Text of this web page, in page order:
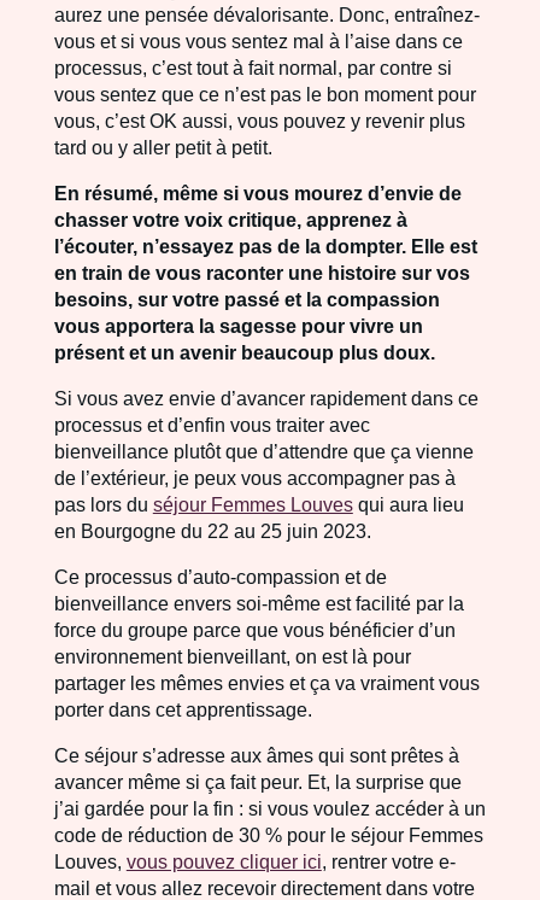
aurez une pensée dévalorisante. Donc, entraînez-
vous et si vous vous sentez mal à l’aise dans ce
processus, c’est tout à fait normal, par contre si
vous sentez que ce n’est pas le bon moment pour
vous, c’est OK aussi, vous pouvez y revenir plus
tard ou y aller petit à petit.
En résumé, même si vous mourez d’envie de
chasser votre voix critique, apprenez à
l’écouter, n’essayez pas de la dompter. Elle est
en train de vous raconter une histoire sur vos
besoins, sur votre passé et la compassion
vous apportera la sagesse pour vivre un
présent et un avenir beaucoup plus doux.
Si vous avez envie d’avancer rapidement dans ce
processus et d’enfin vous traiter avec
bienveillance plutôt que d’attendre que ça vienne
de l’extérieur, je peux vous accompagner pas à
pas lors du séjour Femmes Louvesqui aura lieu
en Bourgogne du 22 au 25 juin 2023.
Ce processus d’auto-compassion et de
bienveillance envers soi-même est facilité par la
force du groupe parce que vous bénéficier d’un
environnement bienveillant, on est là pour
partager les mêmes envies et ça va vraiment vous
porter dans cet apprentissage.
Ce séjour s’adresse aux âmes qui sont prêtes à
avancer même si ça fait peur. Et, la surprise que
j’ai gardée pour la fin : si vous voulez accéder à un
code de réduction de 30 % pour le séjour Femmes
Louves, vous pouvez cliquer ici, rentrer votre e-
mail et vous allez recevoir directement dans votre